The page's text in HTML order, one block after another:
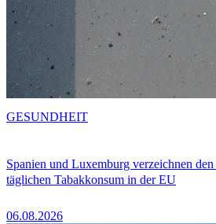
Spanien und Luxemburg verzeichnen
täglichen Tabakkonsum in der EU
06.08.2026
GESUNDHEIT